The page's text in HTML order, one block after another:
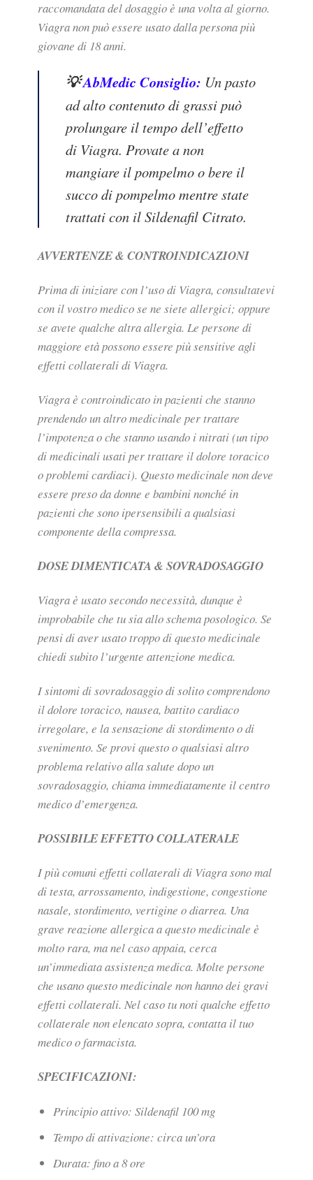
raccomandata del dosaggio è una volta al giorno.
Viagra non può essere usato dalla persona più
giovane di 18 anni.
💡AbMedic Consiglio: Un pasto
ad alto contenuto di grassi può
prolungare il tempo dell’effetto
di Viagra. Provate a non
mangiare il pompelmo o bere il
succo di pompelmo mentre state
trattati con il Sildenafil Citrato.
AVVERTENZE & CONTROINDICAZIONI
Prima di iniziare con l’uso di Viagra, consultatevi
con il vostro medico se ne siete allergici; oppure
se avete qualche altra allergia. Le persone di
maggiore età possono essere più sensitive agli
effetti collaterali di Viagra.
Viagra è controindicato in pazienti che stanno
prendendo un altro medicinale per trattare
l’impotenza o che stanno usando i nitrati (un tipo
di medicinali usati per trattare il dolore toracico
o problemi cardiaci). Questo medicinale non deve
essere preso da donne e bambini nonché in
pazienti che sono ipersensibili a qualsiasi
componente della compressa.
DOSE DIMENTICATA & SOVRADOSAGGIO
Viagra è usato secondo necessità, dunque è
improbabile che tu sia allo schema posologico. Se
pensi di aver usato troppo di questo medicinale
chiedi subito l’urgente attenzione medica.
I sintomi di sovradosaggio di solito comprendono
il dolore toracico, nausea, battito cardiaco
irregolare, e la sensazione di stordimento o di
svenimento. Se provi questo o qualsiasi altro
problema relativo alla salute dopo un
sovradosaggio, chiama immediatamente il centro
medico d’emergenza.
POSSIBILE EFFETTO COLLATERALE
I più comuni effetti collaterali di Viagra sono mal
di testa, arrossamento, indigestione, congestione
nasale, stordimento, vertigine o diarrea. Una
grave reazione allergica a questo medicinale è
molto rara, ma nel caso appaia, cerca
un’immediata assistenza medica. Molte persone
che usano questo medicinale non hanno dei gravi
effetti collaterali. Nel caso tu noti qualche effetto
collaterale non elencato sopra, contatta il tuo
medico o farmacista.
SPECIFICAZIONI:
Principio attivo: Sildenafil 100 mg
Tempo di attivazione: circa un’ora
Durata: fino a 8 ore